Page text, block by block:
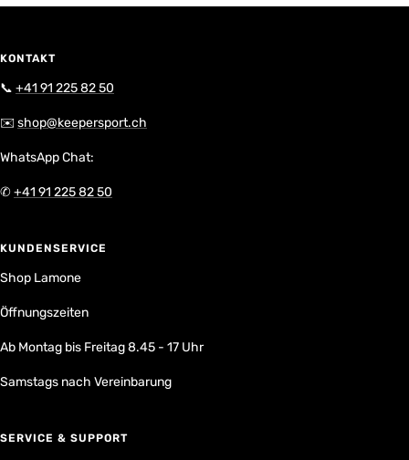
KONTAKT
📞 +41 91 225 82 50
✉️ shop@keepersport.ch
WhatsApp Chat:
✆+41 91 225 82 50
KUNDENSERVICE
Shop Lamone
Öffnungszeiten
Ab Montag bis Freitag 8.45 - 17 Uhr
Samstags nach Vereinbarung
SERVICE & SUPPORT